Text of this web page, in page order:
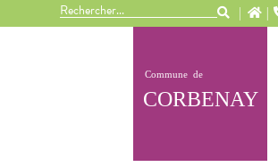
Panneau de gestion des cookies